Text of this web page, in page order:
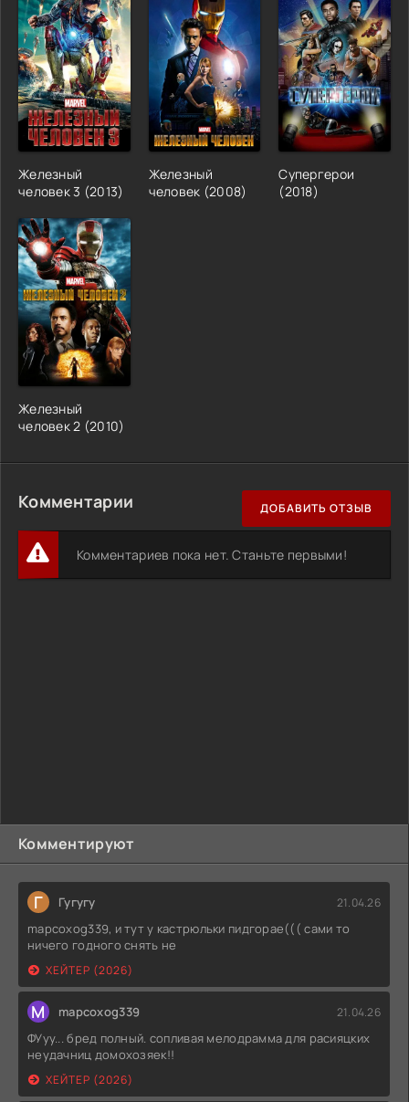
Комментируют
Г Гугугу 21.04.26
mapcoxog339, и тут у кастрюльки пидгорае((( сами то
ничего годного снять не
ХЕЙТЕР (2026)
M mapcoxog339 21.04.26
ФУуу... бред полный. сопливая мелодрамма для расияцких
неудачниц домохозяек!!
ХЕЙТЕР (2026)
Железный
человек 3 (2013)
Железный
человек (2008)
Супергерои
(2018)
Железный
человек 2 (2010)
Комментарии ДОБАВИТЬ ОТЗЫВ
Комментариев пока нет. Станьте первыми!